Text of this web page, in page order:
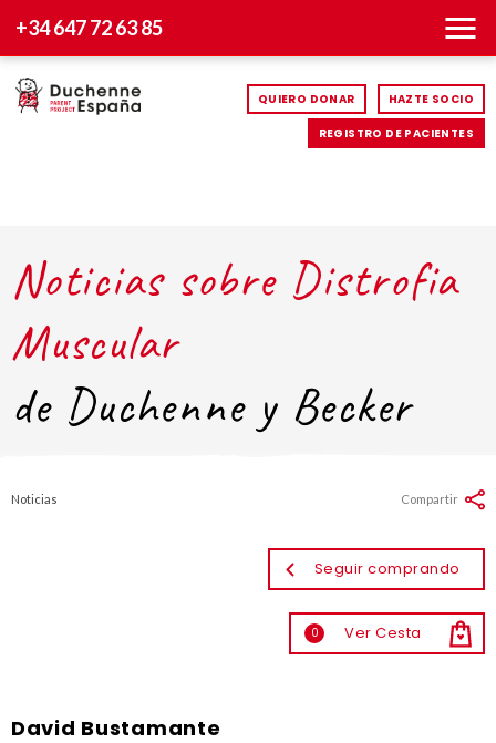
+34 647 72 63 85
QUIERO DONAR HAZTE SOCIO
REGISTRO DE PACIENTES
Noticias sobre Distrofia
Muscular
de Duchenne y Becker
Noticias
Seguir comprando
0 Ver Cesta
Compartir
David Bustamante